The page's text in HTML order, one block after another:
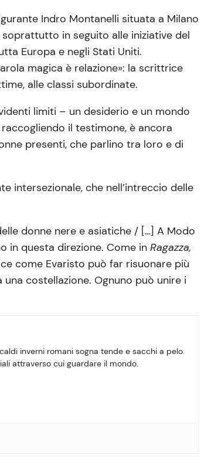
Indro Montanelli situata a Milano
in seguito alle iniziative del
Europa e negli Stati Uniti.
magica è relazione»: la scrittrice
alle classi subordinate.
limiti – un desiderio e un mondo
il testimone, è ancora
presenti, che parlino tra loro e di
intersezionale, che nell’intreccio delle
donne nere e asiatiche / […] A Modo
in questa direzione. Come in Ragazza,
come Evaristo può far risuonare più
costellazione. Ognuno può unire i
inverni romani sogna tende e sacchi a pelo.
attraverso cui guardare il mondo.